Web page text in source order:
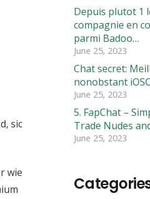
sic
wie
Depuis plutot 1
compagnie en
parmi Badoo…
June 25, 2023
Chat secret:
nonobstant
June 25, 2023
5. FapChat –
Trade Nudes
June 25, 2023